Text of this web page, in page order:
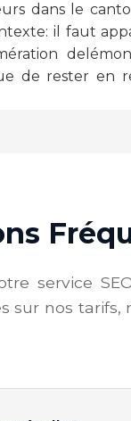
dans le
il faut
de rester en
service
nos tarifs,